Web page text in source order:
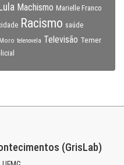
Lula Machismo Marielle Franco
Racismo saúde
telenovela Televisão Temer
(GrisLab)